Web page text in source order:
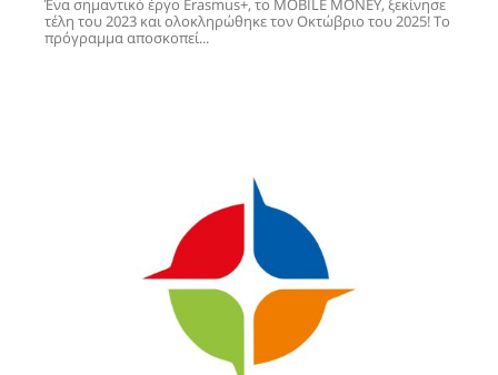
Ένα σημαντικό έργο Erasmus+, το MOBILE MONEY, ξεκίνησε
τέλη του 2023 και ολοκληρώθηκε τον Οκτώβριο του 2025! Το
πρόγραμμα αποσκοπεί...